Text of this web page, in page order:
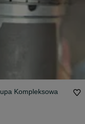
Kompleksowa